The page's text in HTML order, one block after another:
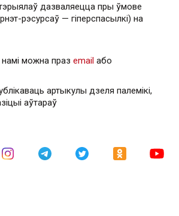
дазваляецца пры ўмове
рэсурсаў — гiперспасылкi) на
можна праз email або
артыкулы дзеля палемікі,
аўтараў